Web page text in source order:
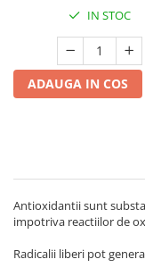
IN STOC
ADAUGA IN COS
Antioxidantii sunt
impotriva reactiilor de
Radicalii liberi pot